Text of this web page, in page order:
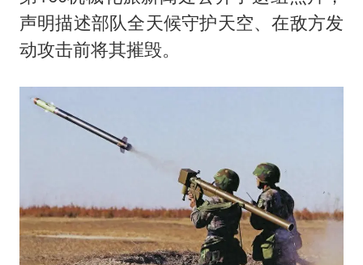
台当局重金为“台独”织“皇帝新衣”
老挝国会主席赛宋蓬逝世
声明描述部队全天候守护天空、在敌方发
动攻击前将其摧毁。